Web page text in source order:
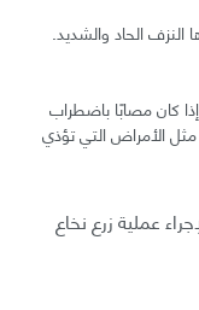
الحاد والشديد.
كان مصابًا باضطراب
الأمراض التي تؤذي
عملية زرع نخاع